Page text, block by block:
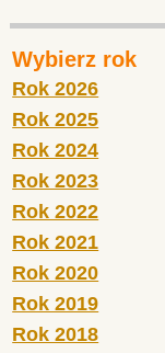
Wybierz rok
Rok 2026
Rok 2025
Rok 2024
Rok 2023
Rok 2022
Rok 2021
Rok 2020
Rok 2019
Rok 2018